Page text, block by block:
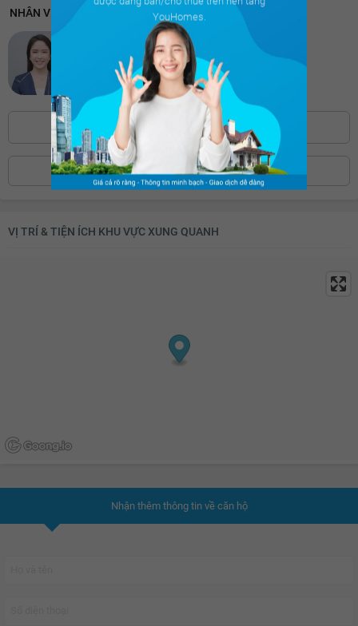
28.5 triệu
28.6 triệu
28.7 triệu
28.8 triệu
28.9 triệu
29 triệu
29.2 triệu
29.6 triệu
NHÂN VIÊN HỖ TRỢ 24/7
Chuyên viên CSKH xuất sắc nhất 2025
2736 khách hàng cảm thấy hài lòng
0886.39*** Bấm để hiện số
ĐẶT LỊCH XEM NHÀ
VỊ TRÍ & TIỆN ÍCH KHU VỰC XUNG QUANH
Nhận thêm thông tin về căn hộ
YouHomes.